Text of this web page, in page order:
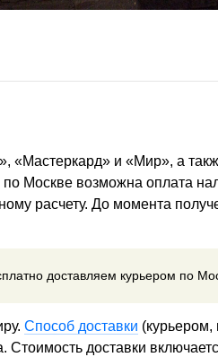
«Мастеркард» и «Мир», а
Москве возможна оплата
расчету. До момента
доставляем курьером по
Способ доставки
доставки